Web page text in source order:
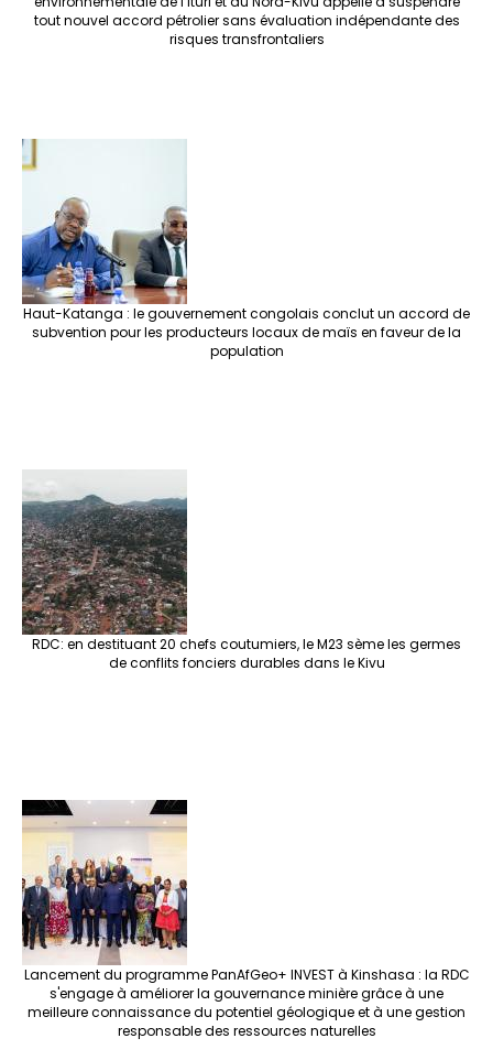
tout nouvel accord pétrolier sans évaluation indépendante des
risques transfrontaliers
Haut-Katanga : le gouvernement congolais conclut un accord de
subvention pour les producteurs locaux de maïs en faveur de la
population
RDC: en destituant 20 chefs coutumiers, le M23 sème les germes
de conflits fonciers durables dans le Kivu
Lancement du programme PanAfGeo+ INVEST à Kinshasa : la RDC
s'engage à améliorer la gouvernance minière grâce à une
meilleure connaissance du potentiel géologique et à une gestion
responsable des ressources naturelles